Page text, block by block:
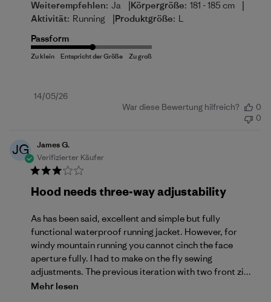
Weiterempfehlen: Ja |Körpergröße: 181 - 185 cm |
Aktivität: Running |Produktgröße: L
Passform
Veröffentlichungsdatum
14/05/26
War diese Bewertung hilfreich?
0
0
JG
James G.
Verifizierter Käufer
Hood needs three-way adjustability
As has been said, excellent and simple but fully
functional waterproof running jacket. However, for
windy mountain running you cannot cinch the face
aperture fully. I had to make on the fly sewing
adjustments. The previous iteration with two front zi...
Mehr lesen